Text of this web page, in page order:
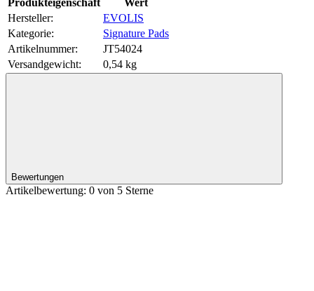
Produkteigenschaft
Wert
Hersteller:
EVOLIS
Kategorie:
Signature Pads
Artikelnummer:
JT54024
Versandgewicht‍:
0,54 kg
Bewertungen
Artikelbewertung: 0 von 5 Sterne